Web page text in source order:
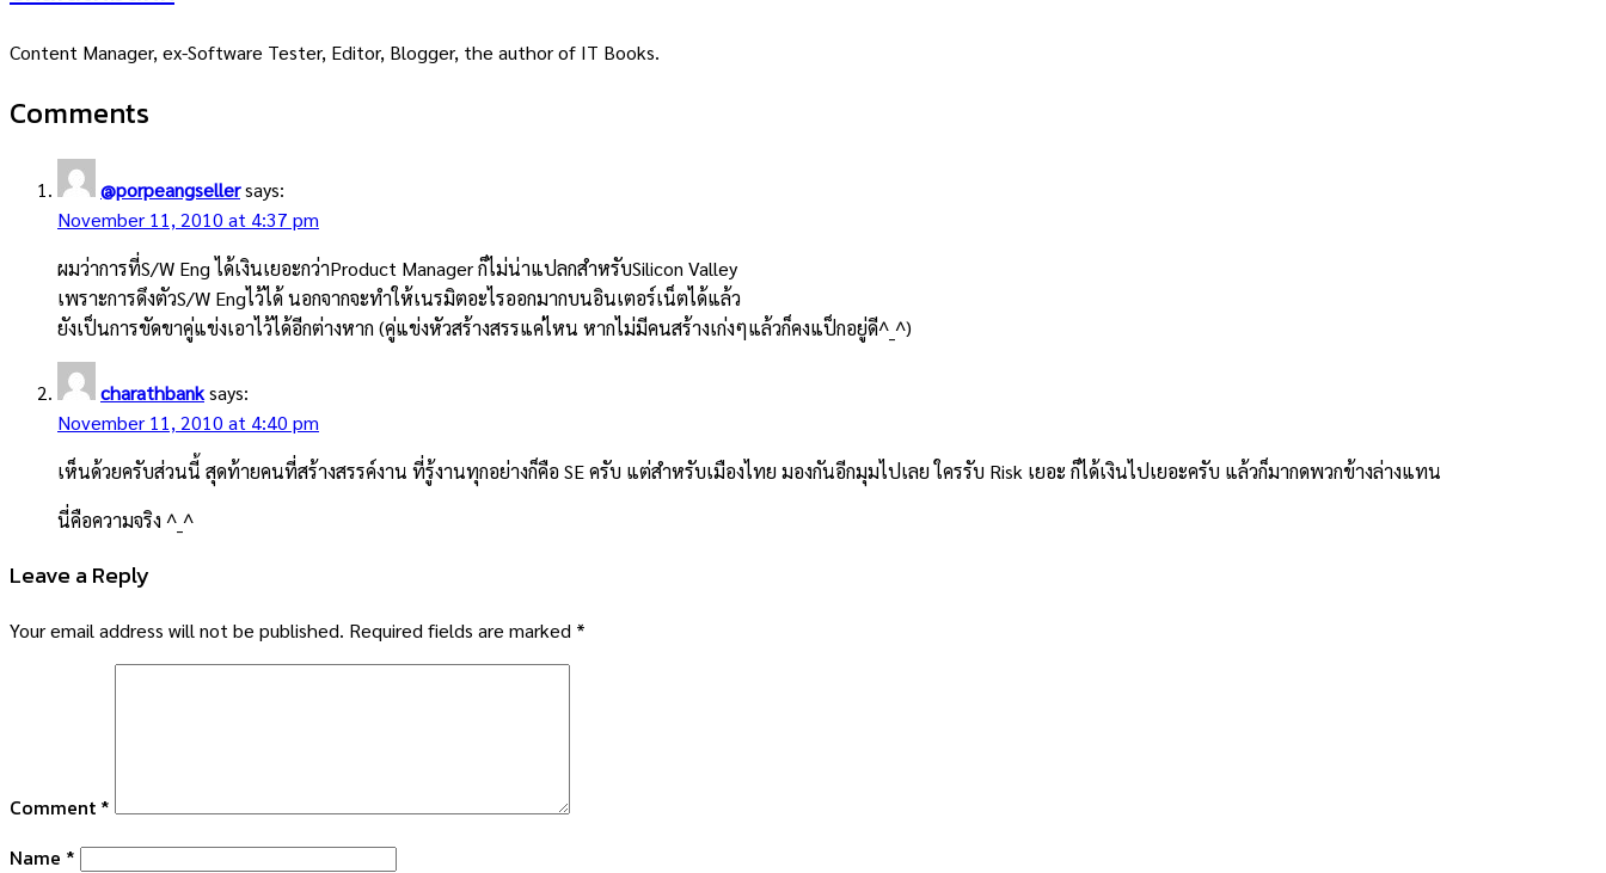
Content Manager, ex-Software Tester, Editor, Blogger, the author of IT Books.
Comments
@porpeangsellersays:
November 11, 2010 at 4:37 pm
ผมว่าการที่S/W Eng ได้เงินเยอะกว่าProduct Manager ก็ไม่น่าแปลกสำหรับSilicon Valley
เพราะการดึงตัวS/W Engไว้ได้ นอกจากจะทำให้เนรมิตอะไรออกมากบนอินเตอร์เน็ตได้แล้ว
ยังเป็นการขัดขาคู่แข่งเอาไว้ได้อีกต่างหาก (คู่แข่งหัวสร้างสรรแค่ไหน หากไม่มีคนสร้างเก่งๆแล้วก็คงแป็กอยู่ดี^_^)
charathbanksays:
November 11, 2010 at 4:40 pm
เห็นด้วยครับส่วนนี้ สุดท้ายคนที่สร้างสรรค์งาน ที่รู้งานทุกอย่างก็คือ SE ครับ แต่สำหรับเมืองไทย มองกันอีกมุมไปเลย ใครรับ Risk เยอะ ก็ได้เงินไปเยอะครับ แล้วก็มากดพวกข้างล่างแทน
นี่คือความจริง ^_^
Leave a Reply
Your email address will not be published. Required fields are marked *
Comment *
Name *